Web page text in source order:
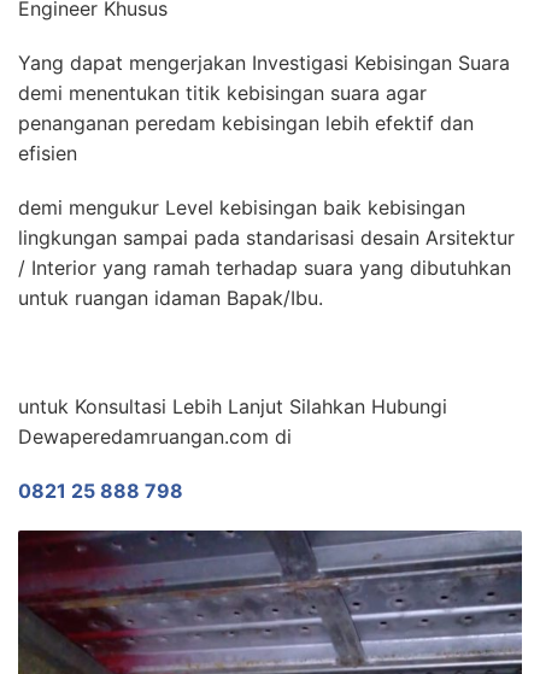
Engineer Khusus
Yang dapat mengerjakan Investigasi Kebisingan Suara
demi menentukan titik kebisingan suara agar
penanganan peredam kebisingan lebih efektif dan
efisien
demi mengukur Level kebisingan baik kebisingan
lingkungan sampai pada standarisasi desain Arsitektur
/ Interior yang ramah terhadap suara yang dibutuhkan
untuk ruangan idaman Bapak/Ibu.
untuk Konsultasi Lebih Lanjut Silahkan Hubungi
Dewaperedamruangan.com di
0821 25 888 798